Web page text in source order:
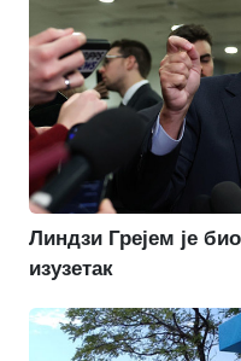
Линдзи Грејем је
изузетак